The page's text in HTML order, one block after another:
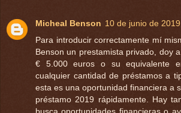
Micheal Benson 10 de junio de
Para introducir correctamente mí
Benson un prestamista privado, doy
€ 5.000 euros o su equivalente
cualquier cantidad de préstamos a
esta es una oportunidad financiera a
préstamo 2019 rápidamente. Hay